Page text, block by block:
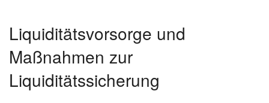
Liquiditätsvorsorge und
Maßnahmen zur
Liquiditätssicherung